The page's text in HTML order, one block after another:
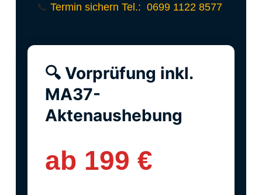
📞 Termin sichern Tel.: 0699 1122 8577
🔍 Vorprüfung inkl.
MA37-
Aktenaushebung
ab 199 €